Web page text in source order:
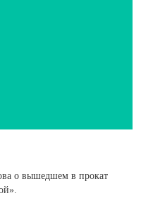
о вышедшем в прокат